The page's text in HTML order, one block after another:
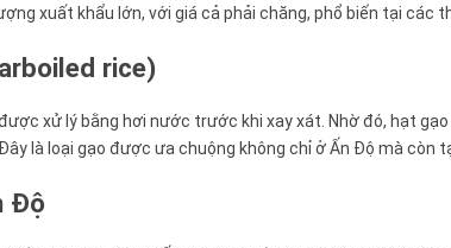
xuất khẩu lớn, với giá cả phải chăng, phổ biến tại các
rice)
xử lý bằng hơi nước trước khi xay xát. Nhờ đó, hạt
là loại gạo được ưa chuộng không chỉ ở Ấn Độ mà còn
Độ